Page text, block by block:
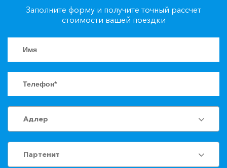
Заказать такси
Заполните форму и получите точный рассчет
стоимости вашей поездки
Адлер
Партенит